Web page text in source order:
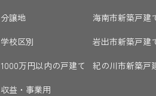
分譲地
学校区別
1000万円以内の戸建て
収益・事業用
海南市新築戸建
岩出市新築戸建
紀の川市新築戸